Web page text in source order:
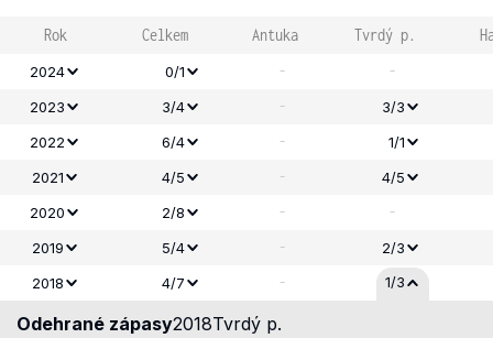
Rok Celkem Antuka Tvrdý p.
2024 0/1 - -
2023 3/4 -
3/3
2022
6/4 -
1/1
2021
4/5 -
4/5
2020
2/8 - -
2019
5/4 -
2/3
2018
4/7 - 1/3
Odehrané zápasy2018Tvrdý p.